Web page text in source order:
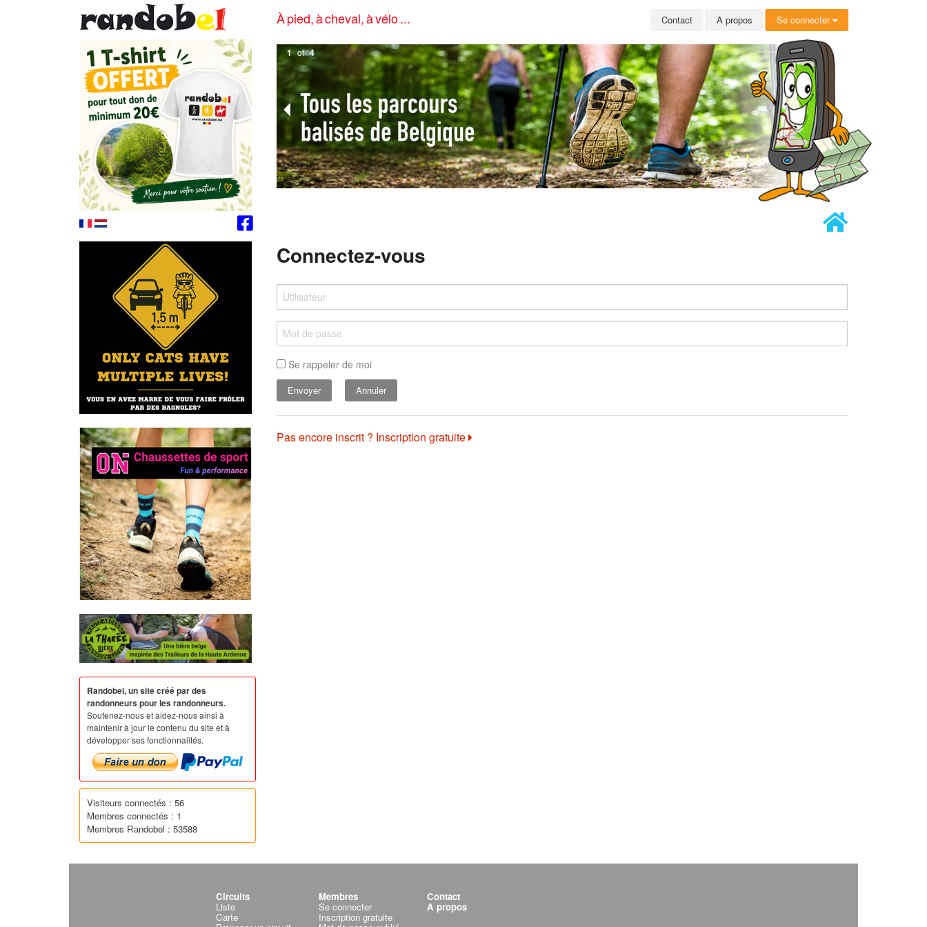
À pied, à cheval, à vélo ... Contact A propos Se connecter
1 of 4
Connectez-vous
Se rappeler de moi
Annuler
Pas encore inscrit ? Inscription gratuite
Randobel, un site créé par des
randonneurs pour les randonneurs.
Soutenez-nous et aidez-nous ainsi à
maintenir à jour le contenu du site et à
développer ses fonctionnalités.
Visiteurs connectés : 56
Membres connectés : 1
Membres Randobel : 53588
Circuits
Liste
Carte
Membres
Se connecter
Inscription gratuite
Contact
A propos